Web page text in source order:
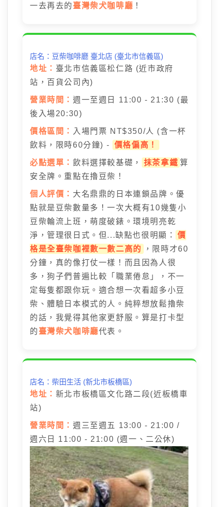
一去再去的 臺灣柴犬咖啡廳 ！
店名：豆柴咖啡廳 臺北店 (臺北市信義區)
地址： 臺北市信義區松仁路 (近市政府
站，百貨公司內)
營業時間： 週一至週日 11:00 - 21:30 (最
後入場20:30)
價格區間：
入場門票 NT$350/人 (含一杯
飲料，限時60分鐘) -
價格偏高！
必點選單： 飲料選擇較基礎， 抹茶拿鐵 算
安全牌。重點在擼豆柴！
個人評價： 大名鼎鼎的日本連鎖品牌。優
點就是豆柴數量多！一次大概有10幾隻小
豆柴輪流上班，萌度破錶。環境明亮乾
淨，管理很日式。但...缺點也很明顯：
價
格是全臺柴咖裡數一數二高的
，限時才60
分鐘，真的像打仗一樣！而且因為人很
多，狗子們普遍比較「職業倦怠」，不一
定每隻都跟你玩。適合想一次看超多小豆
柴、體驗日本模式的人。純粹想放鬆擼柴
的話，我覺得其他家更舒服。算是打卡型
的 臺灣柴犬咖啡廳代表。
店名：柴田生活 (新北市板橋區)
地址： 新北市板橋區文化路二段(近板橋車
站)
營業時間： 週三至週五 13:00 - 21:00 /
週六日 11:00 - 21:00 (週一、二公休)